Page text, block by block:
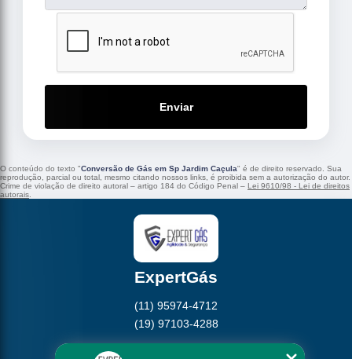
Enviar
O conteúdo do texto "Conversão de Gás em Sp Jardim Caçula" é de direito reservado. Sua
reprodução, parcial ou total, mesmo citando nossos links, é proibida sem a autorização do autor.
Crime de violação de direito autoral – artigo 184 do Código Penal – Lei 9610/98 - Lei de direitos
autorais
ExpertGás
(11) 95974-4712
(19) 97103-4288